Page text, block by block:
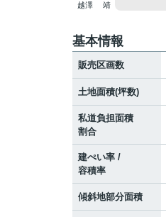
越澤 靖
基本情報
販売区画数
土地面積(坪数)
私道負担面積
割合
建ぺい率 /
容積率
傾斜地部分面積